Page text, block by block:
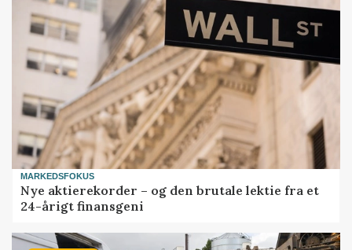
MARKEDSFOKUS
Nye aktierekorder – og den brutale lektie fra et
24-årigt finansgeni